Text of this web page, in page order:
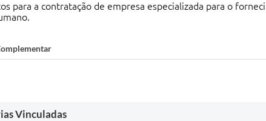
para a contratação de empresa especializada para o
Vinculadas